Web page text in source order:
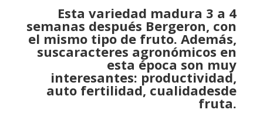
Esta variedad madura 3 a 4
semanas después Bergeron, con
el mismo tipo de fruto. Además,
suscaracteres agronómicos en
esta época son muy
interesantes: productividad,
auto fertilidad, cualidadesde
fruta.